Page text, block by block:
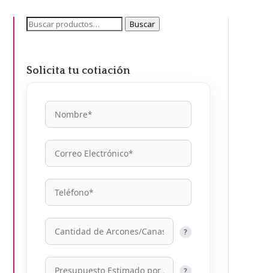
Buscar
Buscar
Solicita tu cotiación
?
?